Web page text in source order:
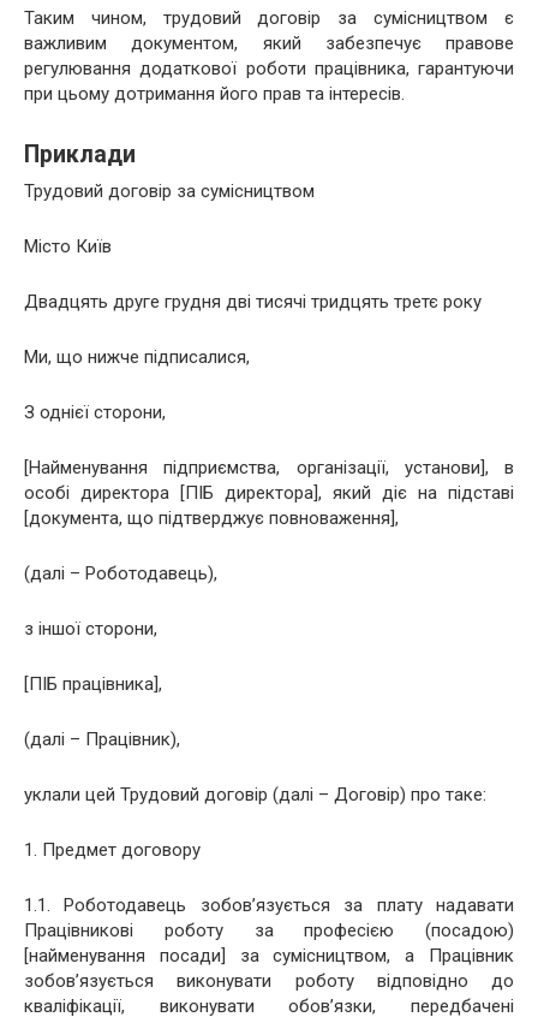
Таким чином, трудовий договір за сумісництвом є
важливим документом, який забезпечує правове
регулювання додаткової роботи працівника, гарантуючи
при цьому дотримання його прав та інтересів.
Приклади
Трудовий договір за сумісництвом
Місто Київ
Двадцять друге грудня дві тисячі тридцять третє року
Ми, що нижче підписалися,
З однієї сторони,
[Найменування підприємства, організації, установи], в
особі директора [ПІБ директора], який діє на підставі
[документа, що підтверджує повноваження],
(далі – Роботодавець),
з іншої сторони,
[ПІБ працівника],
(далі – Працівник),
уклали цей Трудовий договір (далі – Договір) про таке:
1. Предмет договору
1.1. Роботодавець зобов’язується за плату надавати
Працівникові роботу за професією (посадою)
[найменування посади] за сумісництвом, а Працівник
зобов’язується виконувати роботу відповідно до
кваліфікації, виконувати обов’язки, передбачені